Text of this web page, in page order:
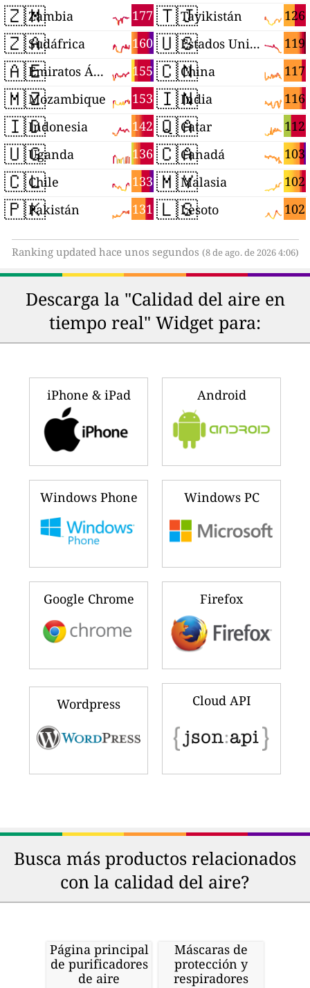
🇿🇲 177
Zambia
🇿🇦 160
Sudáfrica
🇦🇪 155
Emiratos Árabes Unidos
🇲🇿 153
Mozambique
🇮🇩 142
Indonesia
🇺🇬 136
Uganda
🇨🇱 133
Chile
🇵🇰 131
Pakistán
🇹🇯 126
Tayikistán
🇺🇸 119
Estados Unidos
🇨🇳 117
China
🇮🇳 116
India
🇶🇦 112
Catar
🇨🇦 103
Canadá
🇲🇾 102
Malasia
🇱🇸 102
Lesoto
Ranking updated hace unos segundos (8 de ago. de 2026 4:06)
Descarga la "Calidad del aire en
tiempo real" Widget para:
iPhone & iPad Android
Windows Phone Windows PC
Google Chrome Firefox
Wordpress Cloud API
Busca más productos relacionados
con la calidad del aire?
Página principal
de purificadores
de aire
Máscaras de
protección y
respiradores